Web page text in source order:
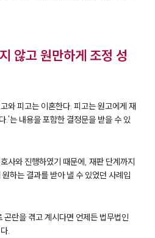
부소개
않고 원만하게 조정 성
와 피고는 이혼한다. 피고는 원고에게 재
는 내용을 포함한 결정문을 받을 수 있
사와 진행하였기 때문에, 재판 단계까지
하는 결과를 받아 낼 수 있었던 사례입
곤란을 겪고 계시다면 언제든 법무법인
.